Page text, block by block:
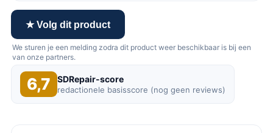
★ Volg dit product
We sturen je een melding zodra dit product weer beschikbaar is bij een
van onze partners.
6,7 SDRepair-score
redactionele basisscore (nog geen reviews)